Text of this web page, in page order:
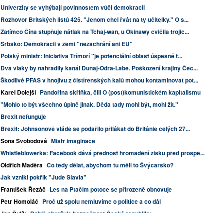
Univerzity se vyhýbají povinnostem vůči demokracii
Rozhovor Britských listů 425. "Jenom chci řvát na ty učitelky." O s...
Zatímco Čína stupňuje nátlak na Tchaj-wan, u Okinawy cvičila trojic...
Srbsko: Demokracii v zemi "nezachrání ani EU"
Polský ministr: Iniciativa Třímoří "je potenciální oblast úspěšné t...
Dva vlaky by nahradily kanál Dunaj-Odra-Labe. Poškození krajiny Čec...
Škodlivé PFAS v hnojivu z čistírenských kalů mohou kontaminovat pot...
Karel Dolejší Pandořina skříňka, čili O (post)komunistickém kapitalismu
"Mohlo to být všechno úplně jinak. Děda tady mohl být, mohl žít."
Brexit nefunguje
Brexit: Johnsonově vládě se podařilo přilákat do Británie celých 27...
Soňa Svobodová Mistr imaginace
Whistleblowerka: Facebook dává přednost hromadění zisku před prospě...
Oldřich Maděra Co tedy dělat, abychom tu měli to Švýcarsko?
Jak vznikl pokřik "Jude Slavia"
František Řezáč Les na Ptačím potoce se přirozeně obnovuje
Petr Homoláč Proč už spolu nemluvíme o politice a co dál